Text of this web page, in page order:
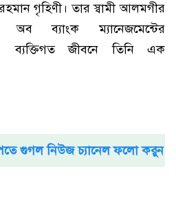
গৃহিণী। তার স্বামী আলমগীর
অব ব্যাংক ম্যানেজমেন্টের
ব্যক্তিগত জীবনে তিনি এক
গুগল নিউজ চ্যানেল ফলো করুন